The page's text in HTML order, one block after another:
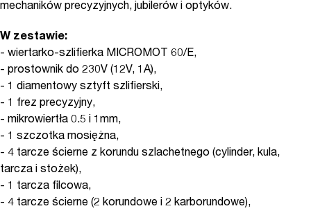
mechaników precyzyjnych, jubilerów i optyków.
W zestawie:
- wiertarko-szlifierka MICROMOT 60/E,
- prostownik do 230V (12V, 1A),
- 1 diamentowy sztyft szlifierski,
- 1 frez precyzyjny,
- mikrowiertła 0.5 i 1mm,
- 1 szczotka mosiężna,
- 4 tarcze ścierne z korundu szlachetnego (cylinder, kula,
tarcza i stożek),
- 1 tarcza filcowa,
- 4 tarcze ścierne (2 korundowe i 2 karborundowe),